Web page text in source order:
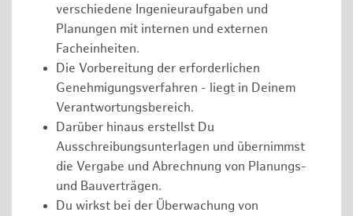
verschiedene Ingenieuraufgaben und
Planungen mit internen und externen
Facheinheiten.
Die Vorbereitung der erforderlichen
Genehmigungsverfahren - liegt in Deinem
Verantwortungsbereich.
Darüber hinaus erstellst Du
Ausschreibungsunterlagen und übernimmst
die Vergabe und Abrechnung von Planungs-
und Bauverträgen.
Du wirkst bei der Überwachung von